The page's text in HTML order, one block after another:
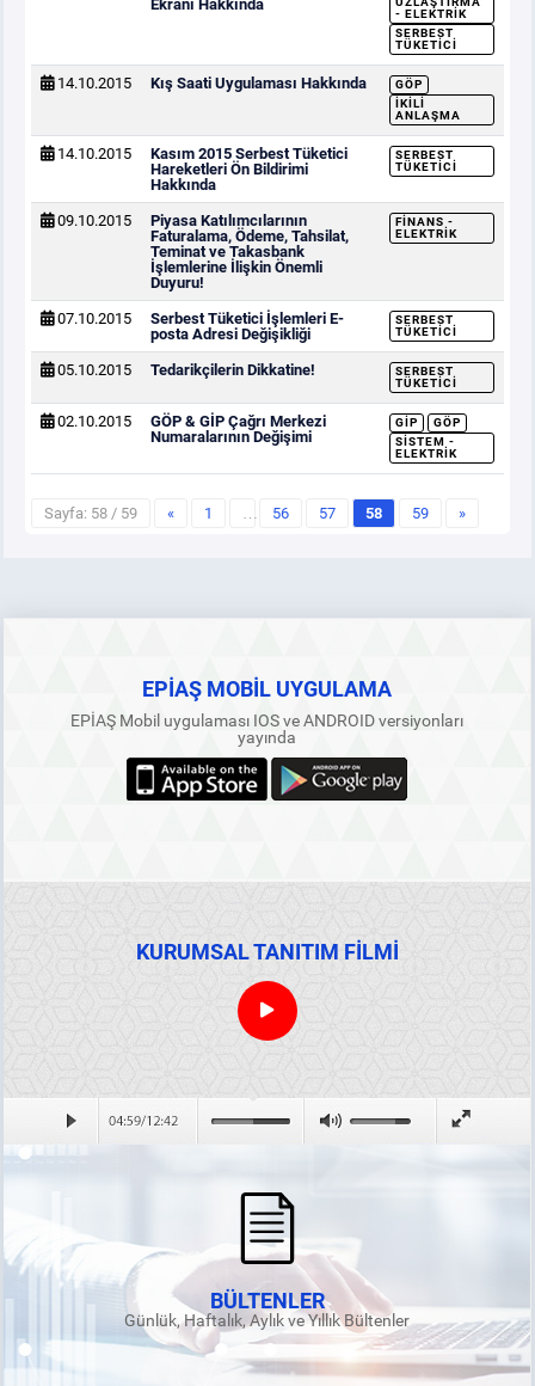
Ekranı Hakkında
- ELEKTRIK
SERBEST
TÜKETICI
14.10.2015 Kış Saati Uygulaması Hakkında
GÖP
İKILI
ANLAŞMA
14.10.2015
Kasım 2015 Serbest Tüketici
Hareketleri Ön Bildirimi
Hakkında
SERBEST
TÜKETICI
09.10.2015
Piyasa Katılımcılarının
Faturalama, Ödeme, Tahsilat,
Teminat ve Takasbank
İşlemlerine İlişkin Önemli
Duyuru!
FINANS -
ELEKTRIK
07.10.2015
Serbest Tüketici İşlemleri E-
posta Adresi Değişikliği
SERBEST
TÜKETICI
05.10.2015 Tedarikçilerin Dikkatine!
SERBEST
TÜKETICI
02.10.2015
GÖP & GİP Çağrı Merkezi
Numaralarının Değişimi
GİP
GÖP
SISTEM -
ELEKTRIK
Sayfa: 58 / 59 « 1 … 56 57 58 59 »
EPİAŞ MOBİL UYGULAMA
EPİAŞ Mobil uygulaması IOS ve ANDROID versiyonları
yayında
KURUMSAL TANITIM FİLMİ
BÜLTENLER
Günlük, Haftalık, Aylık ve Yıllık Bültenler